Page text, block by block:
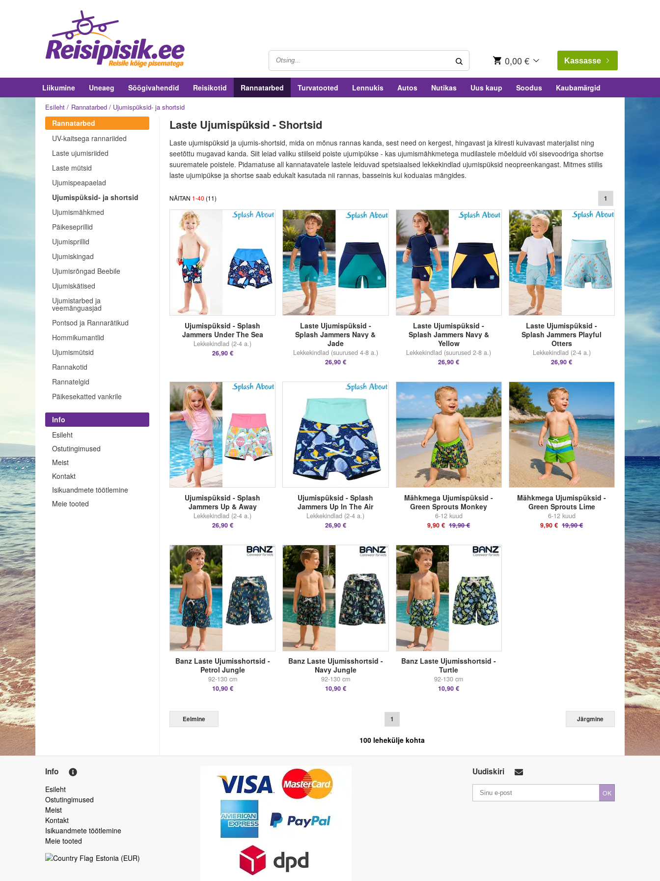
0,00 € Kassasse
Liikumine Uneaeg Söögivahendid Reisikotid Rannatarbed Turvatooted Lennukis Autos Nutikas Uus kaup Soodus Kaubamärgid
Esileht Rannatarbed Ujumispüksid- ja shortsid
Rannatarbed
UV-kaitsega rannariided
Laste ujumisriided
Laste mütsid
Ujumispeapaelad
Ujumispüksid- ja shortsid
Ujumismähkmed
Päikeseprillid
Ujumisprillid
Ujumiskingad
Ujumisrõngad Beebile
Ujumiskätised
Ujumistarbed ja
veemänguasjad
Pontsod ja Rannarätikud
Hommikumantlid
Ujumismütsid
Rannakotid
Rannatelgid
Päikesekatted vankrile
Info
Esileht
Ostutingimused
Meist
Kontakt
Isikuandmete töötlemine
Meie tooted
Laste Ujumispüksid - Shortsid
Laste ujumispüksid ja ujumis-shortsid, mida on mõnus rannas kanda, sest need on kergest, hingavast ja kiiresti kuivavast materjalist ning
seetõttu mugavad kanda. Siit leiad valiku stiilseid poiste ujumipükse - kas ujumismähkmetega mudilastele mõelduid või sisevoodriga shortse
suurematele poistele. Pidamatuse all kannatavatele lastele leiduvad spetsiaalsed lekkekindlad ujumispüksid neopreenkangast. Mitmes stiilis
laste ujumipükse ja shortse saab edukalt kasutada nii rannas, basseinis kui koduaias mängides.
NÄITAN 1-40 (11) 1
Ujumispüksid - Splash
Jammers Under The Sea
Lekkekindlad (2-4 a.)
26,90 €
Laste Ujumispüksid -
Splash Jammers Navy &
Jade
Lekkekindlad (suurused 4-8 a.)
26,90 €
Laste Ujumispüksid -
Splash Jammers Navy &
Yellow
Lekkekindlad (suurused 2-8 a.)
26,90 €
Laste Ujumispüksid -
Splash Jammers Playful
Otters
Lekkekindlad (2-4 a.)
26,90 €
Ujumispüksid - Splash
Jammers Up & Away
Lekkekindlad (2-4 a.)
26,90 €
Ujumispüksid - Splash
Jammers Up In The Air
Lekkekindlad (2-4 a.)
26,90 €
Mähkmega Ujumispüksid -
Green Sprouts Monkey
6-12 kuud
9,90 € 19,90 €
Mähkmega Ujumispüksid -
Green Sprouts Lime
6-12 kuud
9,90 € 19,90 €
Banz Laste Ujumisshortsid -
Petrol Jungle
92-130 cm
10,90 €
Banz Laste Ujumisshortsid -
Navy Jungle
92-130 cm
10,90 €
Banz Laste Ujumisshortsid -
Turtle
92-130 cm
10,90 €
Eelmine 1 Järgmine
100 lehekülje kohta
Info
Esileht
Ostutingimused
Meist
Kontakt
Isikuandmete töötlemine
Meie tooted
Estonia (EUR)
Uudiskiri
OK